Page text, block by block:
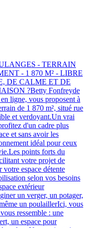
- TERRAIN
- 1 870 M² - LIBRE
DE CALME ET DE
?Betty Fonfreyde
ligne, vous proposent à
de 1 870 m², situé rue
et verdoyant.Un vrai
d'un cadre plus
et sans avoir les
idéal pour ceux
points forts du
votre projet de
espace détente
selon vos besoins
extérieur
un verger, un potager,
un poulaillerIci, vous
ressemble : une
un espace pour